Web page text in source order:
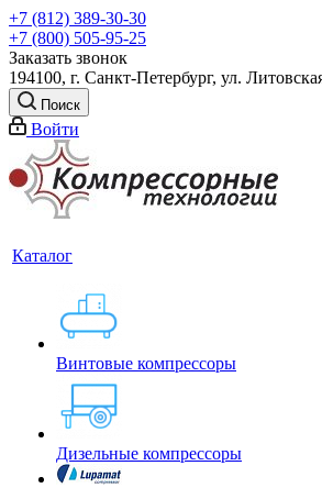
+7 (812) 389-30-30
+7 (800) 505-95-25
Заказать звонок
194100, г. Санкт-Петербург, ул.
Поиск
Войти
Каталог
Винтовые компрессоры
Дизельные компрессоры